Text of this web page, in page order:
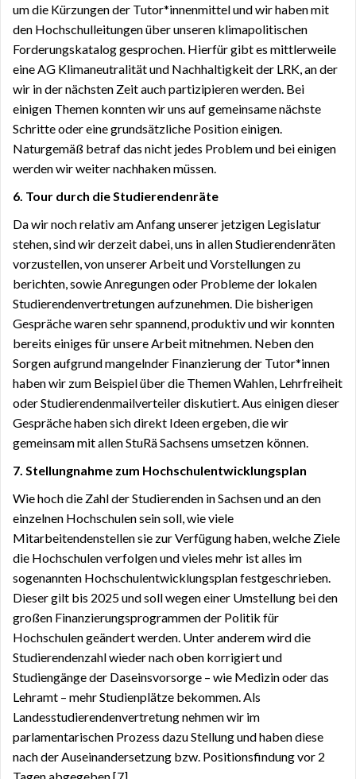
um die Kürzungen der Tutor*innenmittel und wir haben mit
den Hochschulleitungen über unseren klimapolitischen
Forderungskatalog gesprochen. Hierfür gibt es mittlerweile
eine AG Klimaneutralität und Nachhaltigkeit der LRK, an der
wir in der nächsten Zeit auch partizipieren werden. Bei
einigen Themen konnten wir uns auf gemeinsame nächste
Schritte oder eine grundsätzliche Position einigen.
Naturgemäß betraf das nicht jedes Problem und bei einigen
werden wir weiter nachhaken müssen.
6. Tour durch die Studierendenräte
Da wir noch relativ am Anfang unserer jetzigen Legislatur
stehen, sind wir derzeit dabei, uns in allen Studierendenräten
vorzustellen, von unserer Arbeit und Vorstellungen zu
berichten, sowie Anregungen oder Probleme der lokalen
Studierendenvertretungen aufzunehmen. Die bisherigen
Gespräche waren sehr spannend, produktiv und wir konnten
bereits einiges für unsere Arbeit mitnehmen. Neben den
Sorgen aufgrund mangelnder Finanzierung der Tutor*innen
haben wir zum Beispiel über die Themen Wahlen, Lehrfreiheit
oder Studierendenmailverteiler diskutiert. Aus einigen dieser
Gespräche haben sich direkt Ideen ergeben, die wir
gemeinsam mit allen StuRä Sachsens umsetzen können.
7. Stellungnahme zum Hochschulentwicklungsplan
Wie hoch die Zahl der Studierenden in Sachsen und an den
einzelnen Hochschulen sein soll, wie viele
Mitarbeitendenstellen sie zur Verfügung haben, welche Ziele
die Hochschulen verfolgen und vieles mehr ist alles im
sogenannten Hochschulentwicklungsplan festgeschrieben.
Dieser gilt bis 2025 und soll wegen einer Umstellung bei den
großen Finanzierungsprogrammen der Politik für
Hochschulen geändert werden. Unter anderem wird die
Studierendenzahl wieder nach oben korrigiert und
Studiengänge der Daseinsvorsorge – wie Medizin oder das
Lehramt – mehr Studienplätze bekommen. Als
Landesstudierendenvertretung nehmen wir im
parlamentarischen Prozess dazu Stellung und haben diese
nach der Auseinandersetzung bzw. Positionsfindung vor 2
Tagen abgegeben [7].